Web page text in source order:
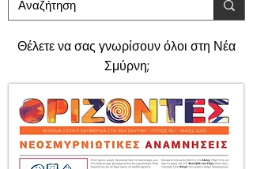
Θέλετε να σας γνωρίσουν όλοι στη Νέα
Σμύρνη;